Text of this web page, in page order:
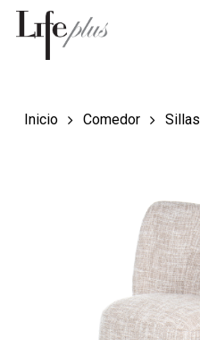
Skip
Búsqueda
productos
Inicio Comedor Sillas